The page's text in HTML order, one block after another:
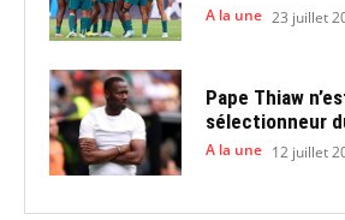
A la une 23 juillet
Pape Thiaw
sélectionneur
A la une 12 juillet